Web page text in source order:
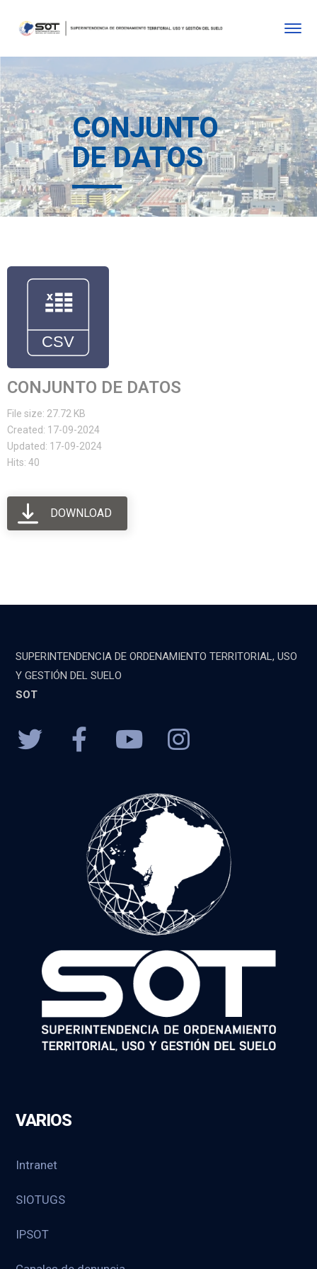
CONJUNTO
DE DATOS
CONJUNTO DE DATOS
File size: 27.72 KB
Created: 17-09-2024
Updated: 17-09-2024
Hits: 40
DOWNLOAD
SUPERINTENDENCIA DE ORDENAMIENTO TERRITORIAL, USO
Y GESTIÓN DEL SUELO
SOT
VARIOS
Intranet
SIOTUGS
IPSOT